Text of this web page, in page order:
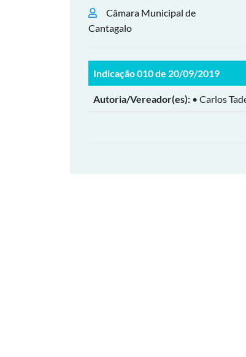
Câmara Municipal de
Cantagalo
Indicação 010 de 20/09/2019
Autoria/Vereador(es): • Carlos